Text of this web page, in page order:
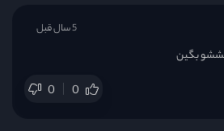
بگین
0 0
5 سال قبل